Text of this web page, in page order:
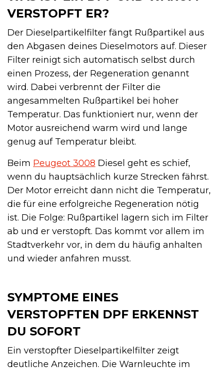
VERSTOPFT ER?
Der Dieselpartikelfilter fängt Rußpartikel aus
den Abgasen deines Dieselmotors auf. Dieser
Filter reinigt sich automatisch selbst durch
einen Prozess, der Regeneration genannt
wird. Dabei verbrennt der Filter die
angesammelten Rußpartikel bei hoher
Temperatur. Das funktioniert nur, wenn der
Motor ausreichend warm wird und lange
genug auf Temperatur bleibt.
Beim Peugeot 3008 Diesel geht es schief,
wenn du hauptsächlich kurze Strecken fährst.
Der Motor erreicht dann nicht die Temperatur,
die für eine erfolgreiche Regeneration nötig
ist. Die Folge: Rußpartikel lagern sich im Filter
ab und er verstopft. Das kommt vor allem im
Stadtverkehr vor, in dem du häufig anhalten
und wieder anfahren musst.
SYMPTOME EINES
VERSTOPFTEN DPF ERKENNST
DU SOFORT
Ein verstopfter Dieselpartikelfilter zeigt
deutliche Anzeichen. Die Warnleuchte im